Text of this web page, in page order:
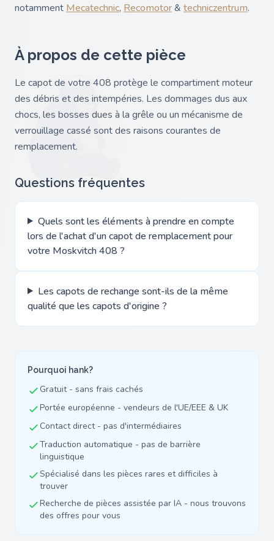
notamment Mecatechnic, Recomotor& techniczentrum.
À propos de cette pièce
Le capot de votre 408 protège le compartiment moteur
des débris et des intempéries. Les dommages dus aux
chocs, les bosses dues à la grêle ou un mécanisme de
verrouillage cassé sont des raisons courantes de
remplacement.
Questions fréquentes
Quels sont les éléments à prendre en compte
lors de l'achat d'un capot de remplacement pour
votre Moskvitch 408 ?
Les capots de rechange sont-ils de la même
qualité que les capots d'origine ?
Pourquoi hank?
Gratuit - sans frais cachés
Portée européenne - vendeurs de l'UE/EEE & UK
Contact direct - pas d'intermédiaires
Traduction automatique - pas de barrière
linguistique
Spécialisé dans les pièces rares et difficiles à
trouver
Recherche de pièces assistée par IA - nous trouvons
des offres pour vous